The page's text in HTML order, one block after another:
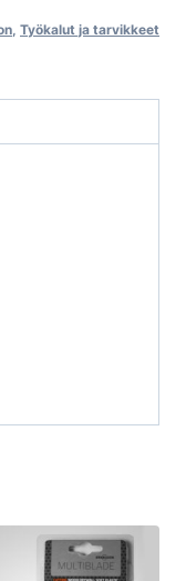
, Työkalut ja tarvikkeet